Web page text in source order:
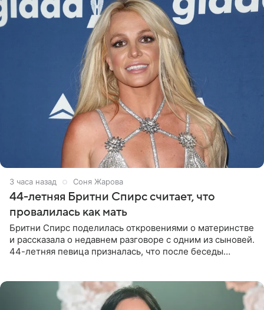
3 часа назад Соня Жарова
44-летняя Бритни Спирс считает, что
провалилась как мать
Бритни Спирс поделилась откровениями о материнстве
и рассказала о недавнем разговоре с одним из сыновей.
44-летняя певица призналась, что после беседы